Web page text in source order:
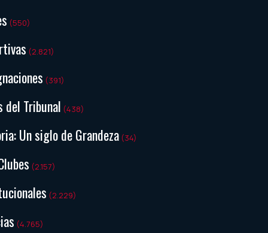
(550)
(2.821)
(391)
del Tribunal (438)
Un siglo de Grandeza (34)
(2.157)
(2.229)
(4.765)